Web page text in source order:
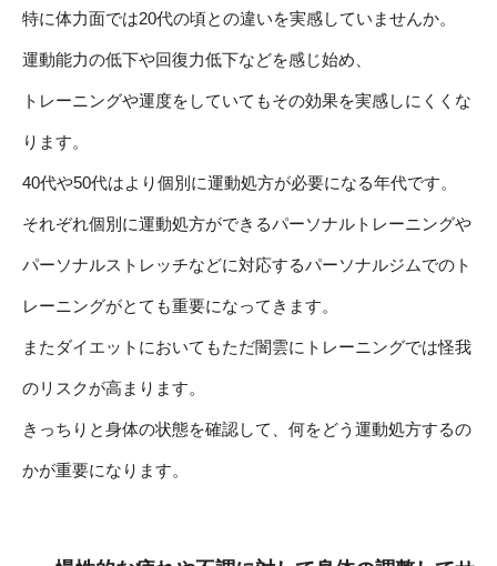
特に体力面では20代の頃との違いを実感していませんか。
運動能力の低下や回復力低下などを感じ始め、
トレーニングや運度をしていてもその効果を実感しにくくな
ります。
40代や50代はより個別に運動処方が必要になる年代です。
それぞれ個別に運動処方ができるパーソナルトレーニングや
パーソナルストレッチなどに対応するパーソナルジムでのト
レーニングがとても重要になってきます。
またダイエットにおいてもただ闇雲にトレーニングでは怪我
のリスクが高まります。
きっちりと身体の状態を確認して、何をどう運動処方するの
かが重要になります。